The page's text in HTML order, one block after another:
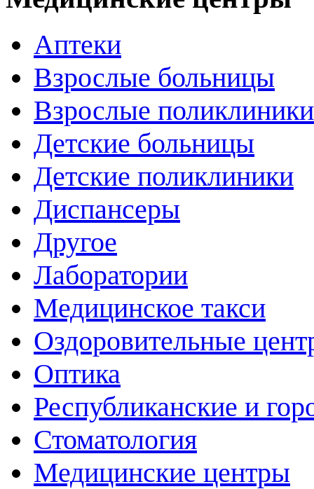
Аптеки
Взрослые больницы
Взрослые поликлиники
Детские больницы
Детские поликлиники
Диспансеры
Другое
Лаборатории
Медицинское такси
Оздоровительные
Оптика
Республиканские и
Стоматология
Медицинские центры